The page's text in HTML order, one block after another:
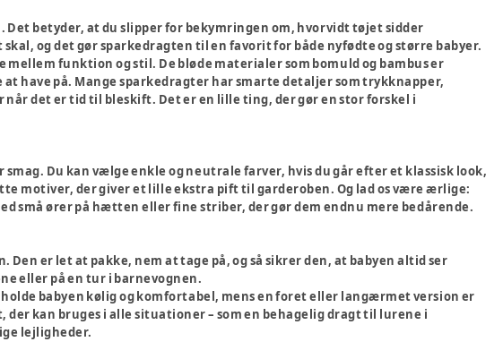
betyder, at du slipper for bekymringen om, hvorvidt tøjet sidder
og det gør sparkedragten til en favorit for både nyfødte og større babyer.
funktion og stil. De bløde materialer som bomuld og bambus er
have på. Mange sparkedragter har smarte detaljer som trykknapper,
det er tid til bleskift. Det er en lille ting, der gør en stor forskel i
Du kan vælge enkle og neutrale farver, hvis du går efter et klassisk look,
motiver, der giver et lille ekstra pift til garderoben. Og lad os være ærlige:
små ører på hætten eller fine striber, der gør dem endnu mere bedårende.
er let at pakke, nem at tage på, og så sikrer den, at babyen altid ser
eller på en tur i barnevognen.
babyen kølig og komfortabel, mens en foret eller langærmet version er
kan bruges i alle situationer – som en behagelig dragt til lurene i
lejligheder.